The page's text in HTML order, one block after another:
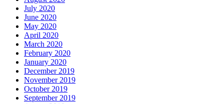
July 2020
June 2020
May 2020
April 2020
March 2020
February 2020
January 2020
December 2019
November 2019
October 2019
September 2019